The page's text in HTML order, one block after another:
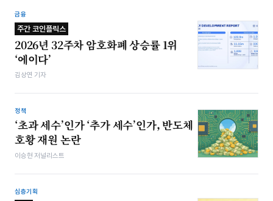
금융
주간 코인플릭스
2026년 32주차 암호화폐 상승률 1위
‘에이다’
김상연 기자
정책
‘초과 세수’인가 ‘추가 세수’인가, 반도체
호황 재원 논란
이승현 저널리스트
심층기획